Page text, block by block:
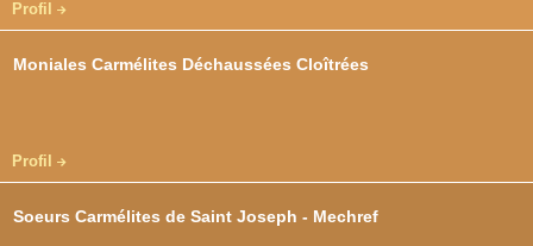
Profil
Moniales Carmélites Déchaussées Cloîtrées
Profil
Soeurs Carmélites de Saint Joseph - Mechref